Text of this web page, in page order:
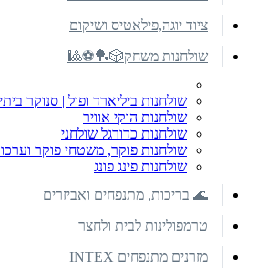
ציוד יוגה,פילאטיס ושיקום
שולחנות משחק🎲🏓⚽🎱
שולחנות ביליארד ופול | סנוקר ביתי
שולחנות הוקי אוויר
שולחנות כדורגל שולחני
שולחנות פוקר, משטחי פוקר
שולחנות פינג פונג
🌊 בריכות, מתנפחים ואביזרים
טרמפולינות לבית ולחצר
מזרנים מתנפחים INTEX